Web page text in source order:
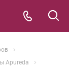
Apureda